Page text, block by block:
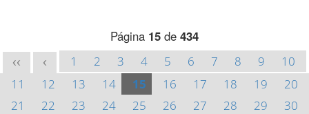
Página 15 de 434
<< < 1 2 3 4 5 6 7 8 9
10
11
12 13 14 15 16 17 18 19
20
21
22 23 24 25 26 27 28 29
30